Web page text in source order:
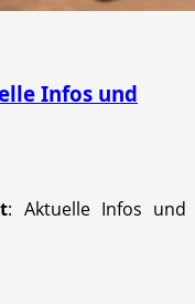
Infos und
: Aktuelle Infos und